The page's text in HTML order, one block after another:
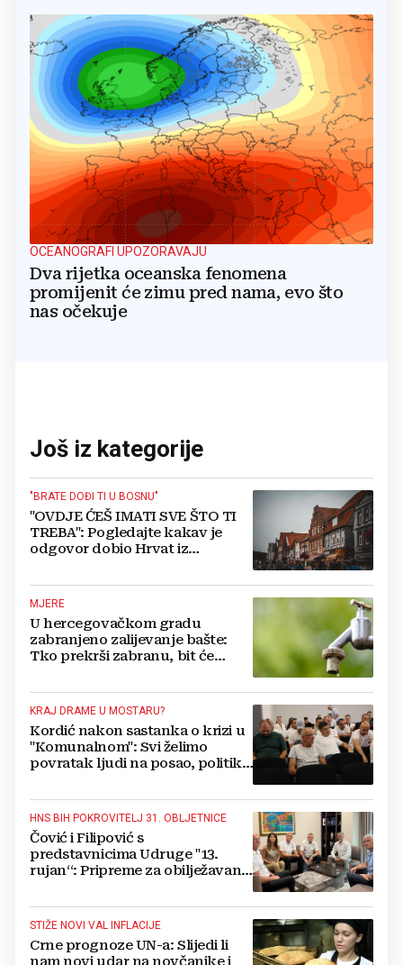
OCEANOGRAFI UPOZORAVAJU
Dva rijetka oceanska fenomena
promijenit će zimu pred nama, evo što
nas očekuje
Još iz kategorije
"BRATE DOĐI TI U BOSNU"
"OVDJE ĆEŠ IMATI SVE ŠTO TI
TREBA": Pogledajte kakav je
odgovor dobio Hrvat iz
se vratiti kući
MJERE
U hercegovačkom gradu
zabranjeno zalijevanje bašte:
Tko prekrši zabranu, bit će
kažnjen
KRAJ DRAME U MOSTARU?
Kordić nakon sastanka o krizi u
"Komunalnom": Svi želimo
povratak ljudi na posao, politika
HNS BIH POKROVITELJ 31. OBLJETNICE
Čović i Filipović s
predstavnicima Udruge "13.
rujan“: Pripreme za obilježavanje
Jajca
STIŽE NOVI VAL INFLACIJE
Crne prognoze UN-a: Slijedi li